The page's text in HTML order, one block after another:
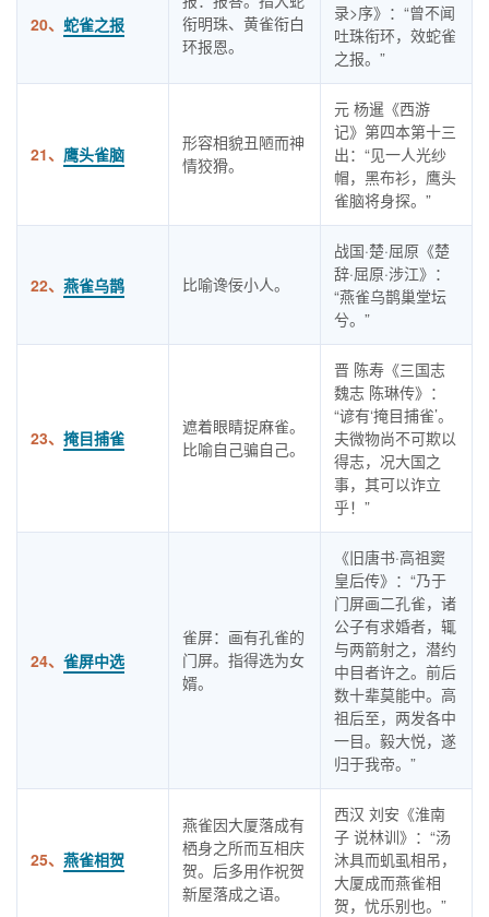
20、 蛇雀之报
衔明珠、黄雀衔白
环报恩。
录>序》：“曾不闻
吐珠衔环，效蛇雀
之报。”
21、 鹰头雀脑
形容相貌丑陋而神
情狡猾。
元 杨暹《西游
记》第四本第十三
出：“见一人光纱
帽，黑布衫，鹰头
雀脑将身探。”
22、 燕雀乌鹊 比喻谗佞小人。
战国·楚·屈原《楚
辞·屈原·涉江》：
“燕雀乌鹊巢堂坛
兮。”
23、 掩目捕雀
遮着眼睛捉麻雀。
比喻自己骗自己。
晋 陈寿《三国志
魏志 陈琳传》：
“谚有‘掩目捕雀’。
夫微物尚不可欺以
得志，况大国之
事，其可以诈立
乎！”
24、 雀屏中选
雀屏：画有孔雀的
门屏。指得选为女
婿。
《旧唐书·高祖窦
皇后传》：“乃于
门屏画二孔雀，诸
公子有求婚者，辄
与两箭射之，潜约
中目者许之。前后
数十辈莫能中。高
祖后至，两发各中
一目。毅大悦，遂
归于我帝。”
25、 燕雀相贺
燕雀因大厦落成有
栖身之所而互相庆
贺。后多用作祝贺
新屋落成之语。
西汉 刘安《淮南
子 说林训》：“汤
沐具而虮虱相吊，
大厦成而燕雀相
贺，忧乐别也。”